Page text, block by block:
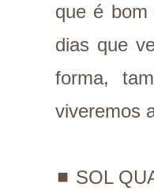
que é bom
dias que
forma,
viveremos
◼️ SOL